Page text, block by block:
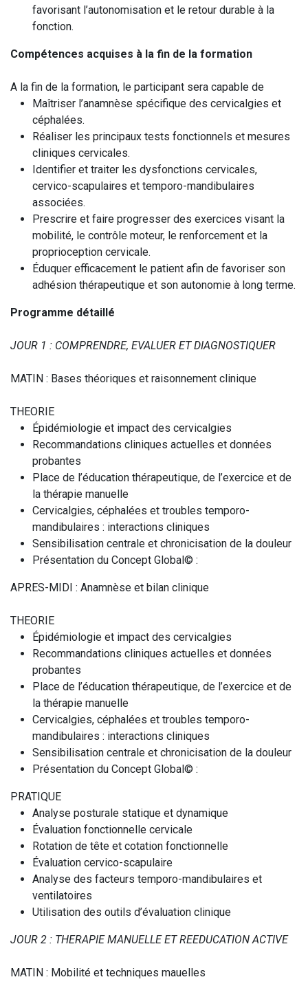
favorisant l’autonomisation et le retour durable à la
fonction.
Compétences acquises à la fin de la formation
A la fin de la formation, le participant sera capable de
Maîtriser l’anamnèse spécifique des cervicalgies et
céphalées.
Réaliser les principaux tests fonctionnels et mesures
cliniques cervicales.
Identifier et traiter les dysfonctions cervicales,
cervico-scapulaires et temporo-mandibulaires
associées.
Prescrire et faire progresser des exercices visant la
mobilité, le contrôle moteur, le renforcement et la
proprioception cervicale.
Éduquer efficacement le patient afin de favoriser son
adhésion thérapeutique et son autonomie à long terme.
Programme détaillé
JOUR 1 : COMPRENDRE, EVALUER ET DIAGNOSTIQUER
MATIN : Bases théoriques et raisonnement clinique
THEORIE
Épidémiologie et impact des cervicalgies
Recommandations cliniques actuelles et données
probantes
Place de l’éducation thérapeutique, de l’exercice et de
la thérapie manuelle
Cervicalgies, céphalées et troubles temporo-
mandibulaires : interactions cliniques
Sensibilisation centrale et chronicisation de la douleur
Présentation du Concept Global© :
APRES-MIDI : Anamnèse et bilan clinique
THEORIE
Épidémiologie et impact des cervicalgies
Recommandations cliniques actuelles et données
probantes
Place de l’éducation thérapeutique, de l’exercice et de
la thérapie manuelle
Cervicalgies, céphalées et troubles temporo-
mandibulaires : interactions cliniques
Sensibilisation centrale et chronicisation de la douleur
Présentation du Concept Global© :
PRATIQUE
Analyse posturale statique et dynamique
Évaluation fonctionnelle cervicale
Rotation de tête et cotation fonctionnelle
Évaluation cervico-scapulaire
Analyse des facteurs temporo-mandibulaires et
ventilatoires
Utilisation des outils d’évaluation clinique
JOUR 2 : THERAPIE MANUELLE ET REEDUCATION ACTIVE
MATIN : Mobilité et techniques mauelles